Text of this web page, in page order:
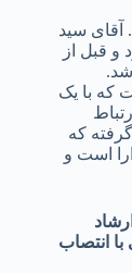
آقای سید
قبل از
که با یک
که
است و
انتصاب